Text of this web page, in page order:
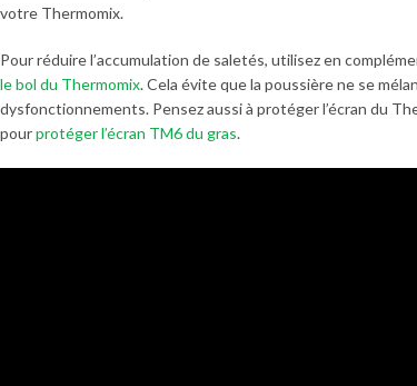
votre Thermomix.
Pour réduire l’accumulation de saletés, utilisez en
le bol du Thermomix. Cela évite que la poussière ne se
dysfonctionnements. Pensez aussi à protéger l’écran du
pourprotéger l’écran TM6 du gras.